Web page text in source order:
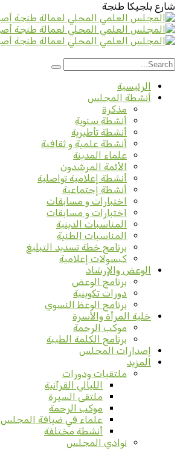
شارع بلجيكا طنجة
الرئيسية
أنشطة المجلس
مذكرة
أنشطة سنوية
أنشطة تأطيرية
أنشطة علمية و ثقافية
علماء المدينة
الأئمة المرشدون
أنشطة إعلامية تواصلية
أنشطة إجتماعية
اختبارات و مسابقات
اختبارات و مسابقات
المناسبات الدينية
المناسبات الطنية
برنامج خطة تسديد التبليغ
كبسولات إعلامية
الوعض والإرشاد
برنامج الوعض
دورات تكوينية
برنامج الوعظ النسوي
خلية المرأة والأسرة
موكب الرحمة
برنامج الكلمة الطيبة
إصدارات المجلس
المزيد
ملتقيات ودورات
الليالي القرآنية
ملتقى السيرة
موكب الرحمة
علماء في ضيافة المجلس
أنشطة مختلفة
نوادي المجلس